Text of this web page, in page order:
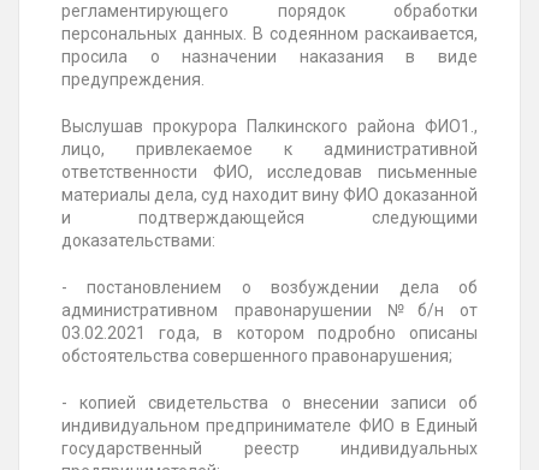
регламентирующего порядок обработки
персональных данных. В содеянном раскаивается,
просила о назначении наказания в виде
предупреждения.
Выслушав прокурора Палкинского района ФИО1.,
лицо, привлекаемое к административной
ответственности ФИО, исследовав письменные
материалы дела, суд находит вину ФИО доказанной
и подтверждающейся следующими
доказательствами:
- постановлением о возбуждении дела об
административном правонарушении №б/н от
03.02.2021 года, в котором подробно описаны
обстоятельства совершенного правонарушения;
- копией свидетельства о внесении записи об
индивидуальном предпринимателе ФИО в Единый
государственный реестр индивидуальных